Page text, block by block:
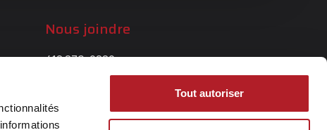
Tout autoriser
Nous joindre
418 876-2880
Contact